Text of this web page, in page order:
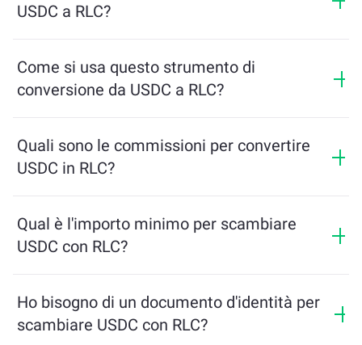
USDC a RLC?
cambio di USDC. Questo tasso varia in base alle
condizioni di mercato, all’offerta e alla domanda, e alla
Come si usa questo strumento di
conversione da USDC a RLC?
scambiare, e lo strumento calcolerà l’importo stimato
di RLC che riceverai. Poi segui i passaggi per
Quali sono le commissioni per convertire
USDC in RLC?
alla liquidità e alle condizioni di mercato. ChangeNOW
offre tariffe competitive senza costi nascosti, e
Qual è l'importo minimo per scambiare
USDC con RLC?
dalla liquidità. La piattaforma calcola
automaticamente l'importo minimo necessario per
Ho bisogno di un documento d'identità per
scambiare USDC con RLC?